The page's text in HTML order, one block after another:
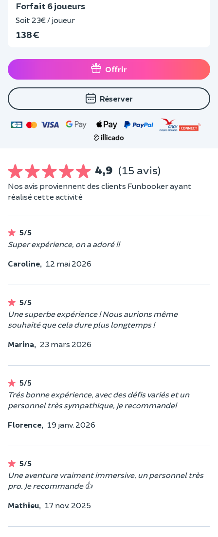
Forfait 6 joueurs
Soit 23€ / joueur
138 €
Offrir
Réserver
4,9 (15 avis)
Nos avis proviennent des clients Funbooker ayant
réalisé cette activité
5/5
Super expérience, on a adoré !!
Caroline, 12 mai 2026
5/5
Une superbe expérience ! Nous aurions même
souhaité que cela dure plus longtemps !
Marina, 23 mars 2026
5/5
Trés bonne expérience, avec des défis variés et un
personnel très sympathique, je recommande!
Florence, 19 janv. 2026
5/5
Une aventure vraiment immersive, un personnel très
pro. Je recommande 👍
Mathieu, 17 nov. 2025